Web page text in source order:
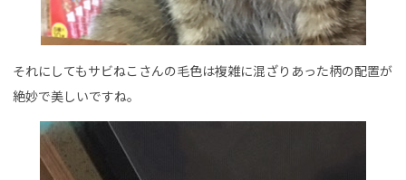
それにしてもサビねこさんの毛色は複雑に混ざりあった柄の配置が
絶妙で美しいですね。